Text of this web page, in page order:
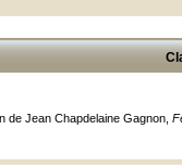
de Jean Chapdelaine Gagnon,